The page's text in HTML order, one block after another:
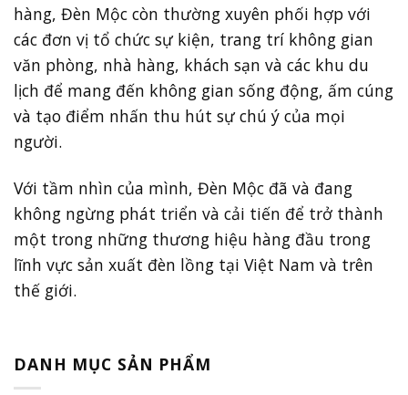
hàng, Đèn Mộc còn thường xuyên phối hợp với
các đơn vị tổ chức sự kiện, trang trí không gian
văn phòng, nhà hàng, khách sạn và các khu du
lịch để mang đến không gian sống động, ấm cúng
và tạo điểm nhấn thu hút sự chú ý của mọi
người.
Với tầm nhìn của mình, Đèn Mộc đã và đang
không ngừng phát triển và cải tiến để trở thành
một trong những thương hiệu hàng đầu trong
lĩnh vực sản xuất đèn lồng tại Việt Nam và trên
thế giới.
DANH MỤC SẢN PHẨM